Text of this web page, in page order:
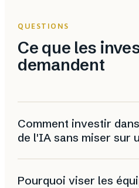
QUESTIONS
Ce que les
demandent
Comment investir
de l'IA sans miser sur
Par un ETF thématique
Pourquoi viser les